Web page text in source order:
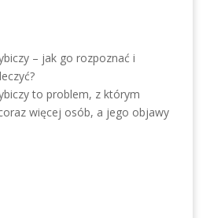
– jak go rozpoznać i
to problem, z którym
więcej osób, a jego objawy